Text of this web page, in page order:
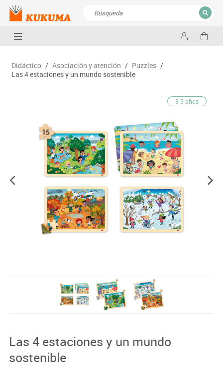
CERRAR
Didáctico / Asociación y atención / Puzzles /
Las 4 estaciones y un mundo sostenible
3-5 años
Las 4 estaciones y un mundo
sostenible